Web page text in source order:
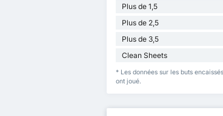
Plus de 1,5
Plus de 2,5
Plus de 3,5
Clean Sheets
* Les données sur les buts
ont joué.